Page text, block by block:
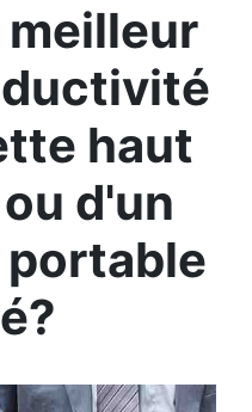
meilleur
haut
d'un